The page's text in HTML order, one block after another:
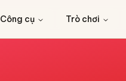
Công cụ Trò chơi